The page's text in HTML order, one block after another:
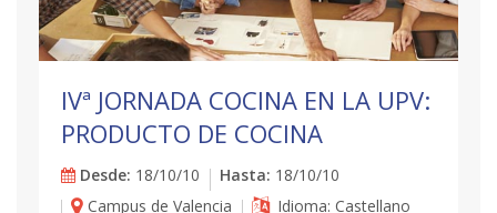
IVª JORNADA COCINA EN LA UPV:
PRODUCTO DE COCINA
Desde: 18/10/10 Hasta: 18/10/10
Campus de Valencia
Idioma: Castellano